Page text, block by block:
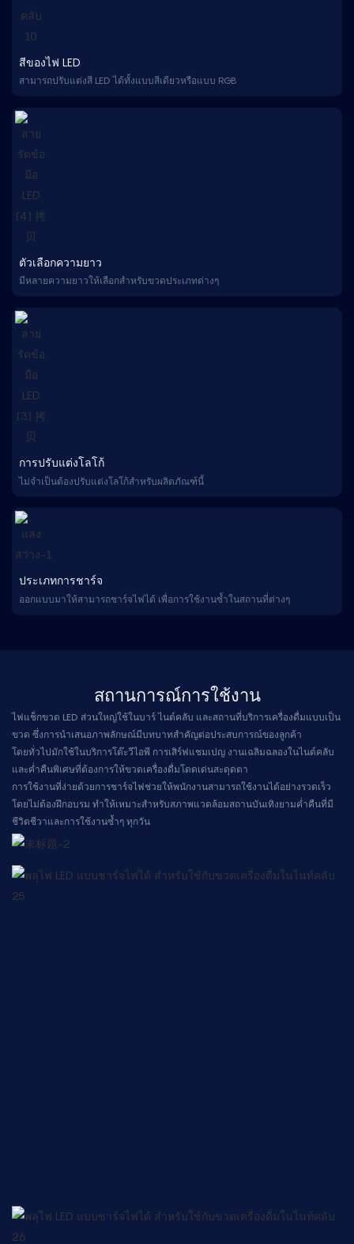
สีของไฟ LED
สามารถปรับแต่งสี LED ได้ทั้งแบบสีเดียวหรือแบบ RGB
ตัวเลือกความยาว
มีหลายความยาวให้เลือกสำหรับขวดประเภทต่างๆ
การปรับแต่งโลโก้
ไม่จำเป็นต้องปรับแต่งโลโก้สำหรับผลิตภัณฑ์นี้
ประเภทการชาร์จ
ออกแบบมาให้สามารถชาร์จไฟได้ เพื่อการใช้งานซ้ำในสถานที่ต่างๆ
สถานการณ์การใช้งาน
ไฟแช็กขวด LED ส่วนใหญ่ใช้ในบาร์ ไนต์คลับ และสถานที่บริการเครื่องดื่มแบบเป็น
ขวด ซึ่งการนำเสนอภาพลักษณ์มีบทบาทสำคัญต่อประสบการณ์ของลูกค้า
โดยทั่วไปมักใช้ในบริการโต๊ะวีไอพี การเสิร์ฟแชมเปญ งานเฉลิมฉลองในไนต์คลับ
และค่ำคืนพิเศษที่ต้องการให้ขวดเครื่องดื่มโดดเด่นสะดุดตา
การใช้งานที่ง่ายด้วยการชาร์จไฟช่วยให้พนักงานสามารถใช้งานได้อย่างรวดเร็ว
โดยไม่ต้องฝึกอบรม ทำให้เหมาะสำหรับสภาพแวดล้อมสถานบันเทิงยามค่ำคืนที่มี
ชีวิตชีวาและการใช้งานซ้ำๆ ทุกวัน